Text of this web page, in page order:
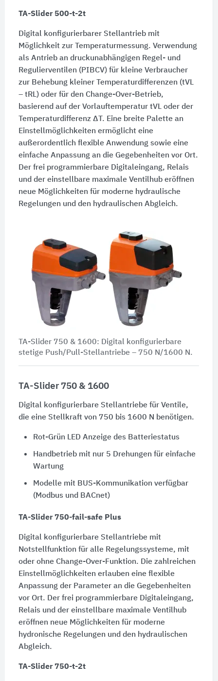
TA-Slider 500-t-2t
Digital konfigurierbarer Stellantrieb mit
Möglichkeit zur Temperaturmessung. Verwendung
als Antrieb an druckunabhängigen Regel- und
Regulierventilen (PIBCV) für kleine Verbraucher
zur Behebung kleiner Temperaturdifferenzen (tVL
– tRL) oder für den Change-Over-Betrieb,
basierend auf der Vorlauftemperatur tVL oder der
Temperaturdifferenz ΔT. Eine breite Palette an
Einstellmöglichkeiten ermöglicht eine
außerordentlich flexible Anwendung sowie eine
einfache Anpassung an die Gegebenheiten vor Ort.
Der frei programmierbare Digitaleingang, Relais
und der einstellbare maximale Ventilhub eröffnen
neue Möglichkeiten für moderne hydraulische
Regelungen und den hydraulischen Abgleich.
TA-Slider 750 & 1600: Digital konfigurierbare
stetige Push/Pull-Stellantriebe – 750 N/1600 N.
TA-Slider 750 & 1600
Digital konfigurierbare Stellantriebe für Ventile,
die eine Stellkraft von 750 bis 1600 N benötigen.
Rot-Grün LED Anzeige des Batteriestatus
Handbetrieb mit nur 5 Drehungen für einfache
Wartung
Modelle mit BUS-Kommunikation verfügbar
(Modbus und BACnet)
TA-Slider 750-fail-safe Plus
Digital konfigurierbare Stellantriebe mit
Notstellfunktion für alle Regelungssysteme, mit
oder ohne Change-Over-Funktion. Die zahlreichen
Einstellmöglichkeiten erlauben eine flexible
Anpassung der Parameter an die Gegebenheiten
vor Ort. Der frei programmierbare Digitaleingang,
Relais und der einstellbare maximale Ventilhub
eröffnen neue Möglichkeiten für moderne
hydronische Regelungen und den hydraulischen
Abgleich.
TA-Slider 750-t-2t